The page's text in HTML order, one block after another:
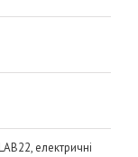
електричні